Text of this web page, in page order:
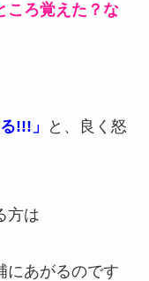
ころ覚えた？な
!!!」
と、良く怒
方は
にあがるのです